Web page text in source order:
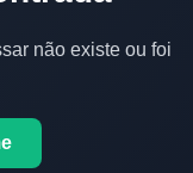
não existe ou foi